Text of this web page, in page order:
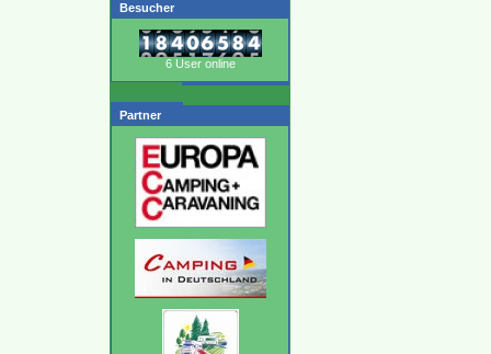
Besucher
6 User online
Partner